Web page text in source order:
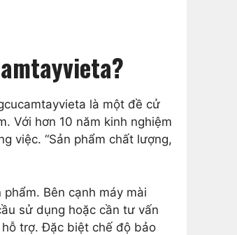
là một đề cử
Với hơn 10 năm kinh nghiệm
việc. “Sản phẩm chất lượng,
Bên cạnh máy mài
sử dụng hoặc cần tư vấn
trợ. Đặc biệt chế độ bảo